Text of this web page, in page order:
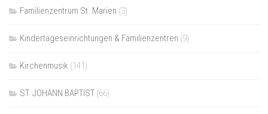
Familienzentrum St. Marien (3)
Kindertageseinrichtungen & Familienzentren (9)
Kirchenmusik (141)
ST. JOHANN BAPTIST (66)